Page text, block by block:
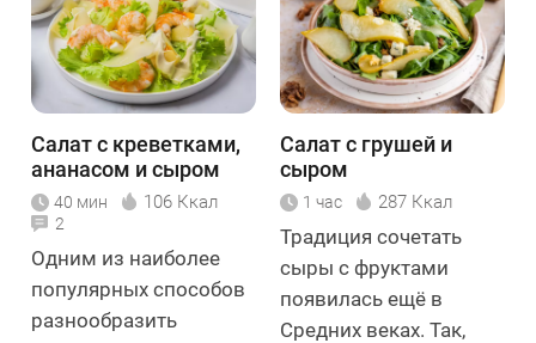
Салат с креветками,
ананасом и сыром
40 мин 106 Ккал
2
Одним из наиболее
популярных способов
разнообразить
Салат с грушей и
сыром
1 час 287 Ккал
Традиция сочетать
сыры с фруктами
появилась ещё в
Средних веках. Так,